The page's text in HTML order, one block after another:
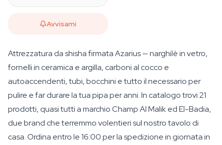
Avvisami
Attrezzatura da shisha firmata Azarius — narghilè in vetro,
fornelli in ceramica e argilla, carboni al cocco e
autoaccendenti, tubi, bocchini e tutto il necessario per
pulire e far durare la tua pipa per anni. In catalogo trovi 21
prodotti, quasi tutti a marchio Champ Al Malik ed El-Badia,
due brand che terremmo volentieri sul nostro tavolo di
casa. Ordina entro le 16:00 per la spedizione in giornata in